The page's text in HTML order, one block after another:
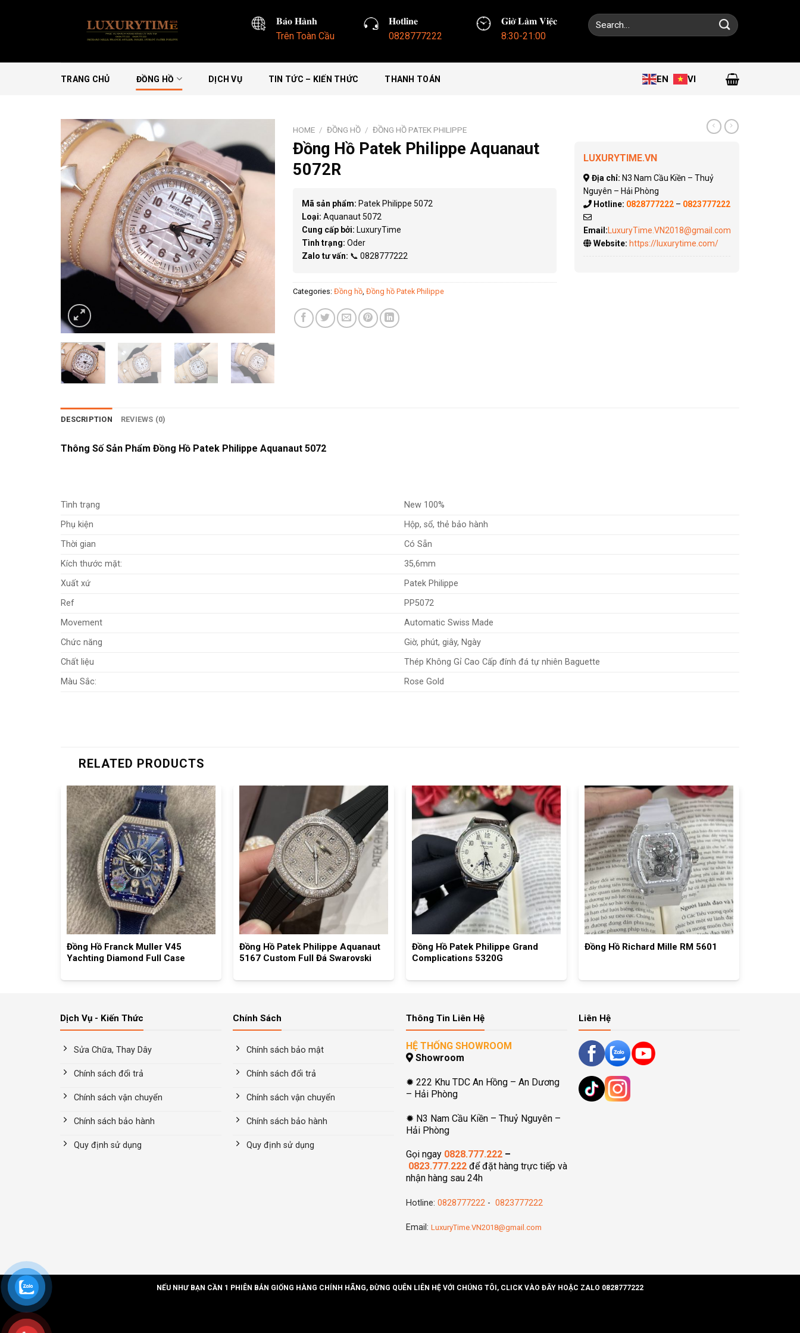
𝐁𝐚̉𝐨 𝐇𝐚̀𝐧𝐡
Trên Toàn Cầu
𝐇𝐨𝐭𝐥𝐢𝐧𝐞
0828777222
𝐆𝐢𝐨̛̀ 𝐋𝐚̀𝐦 𝐕𝐢𝐞̣̂𝐜
8:30-21:00
Search
for:
TRANG CHỦ ĐỒNG HỒ DỊCH VỤ TIN TỨC – KIẾN THỨC THANH TOÁN EN VI
HOME / ĐỒNG HỒ / ĐỒNG HỒ PATEK PHILIPPE
Đồng Hồ Patek Philippe Aquanaut
5072R
Mã sản phẩm: Patek Philippe 5072
Loại: Aquanaut 5072
Cung cấp bởi: LuxuryTime
Tình trạng: Oder
Zalo tư vấn: 📞 0828777222
Categories: Đồng hồ, Đồng hồ Patek Philippe
LUXURYTIME.VN
Địa chỉ: N3 Nam Cầu Kiền – Thuỷ
Nguyên – Hải Phòng
Hotline: 0828777222– 0823777222
Email: LuxuryTime.VN2018@gmail.com
Website: https://luxurytime.com/
DESCRIPTION REVIEWS (0)
Thông Số Sản Phẩm Đồng Hồ Patek Philippe Aquanaut 5072
Tình trạng
New 100%
Phụ kiện
Hộp, sổ, thẻ bảo hành
Thời gian
Có Sẵn
Kích thước mặt:
35,6mm
Xuất xứ
Patek Philippe
Ref
PP5072
Movement
Automatic Swiss Made
Chức năng
Giờ, phút, giây, Ngày
Chất liệu
Thép Không Gỉ Cao Cấp đính đá tự nhiên Baguette
Màu Sắc:
Rose Gold
RELATED PRODUCTS
Đồng Hồ Franck Muller V45
Yachting Diamond Full Case
Đồng Hồ Patek Philippe Aquanaut
5167 Custom Full Đá Swarovski
Đồng Hồ Patek Philippe Grand
Complications 5320G
Đồng Hồ Richard Mille RM 5601
Dịch Vụ - Kiến Thức
Sửa Chữa, Thay Dây
Chính sách đổi trả
Chính sách vận chuyển
Chính sách bảo hành
Quy định sử dụng
Chính Sách
Chính sách bảo mật
Chính sách đổi trả
Chính sách vận chuyển
Chính sách bảo hành
Quy định sử dụng
Thông Tin Liên Hệ
HỆ THỐNG SHOWROOM
Showroom
✹ 222 Khu TDC An Hồng – An Dương
– Hải Phòng
✹ N3 Nam Cầu Kiền – Thuỷ Nguyên –
Hải Phòng
Gọi ngay 0828.777.222–
0823.777.222để đặt hàng trực tiếp và
nhận hàng sau 24h
Hotline: 0828777222- 0823777222
Email: LuxuryTime.VN2018@gmail.com
Liên Hệ
NẾU NHƯ BẠN CẦN 1 PHIÊN BẢN GIỐNG HÀNG CHÍNH HÃNG, ĐỪNG QUÊN LIÊN HỆ VỚI CHÚNG TÔI, CLICK VÀO ĐÂY HOẶC ZALO 0828777222